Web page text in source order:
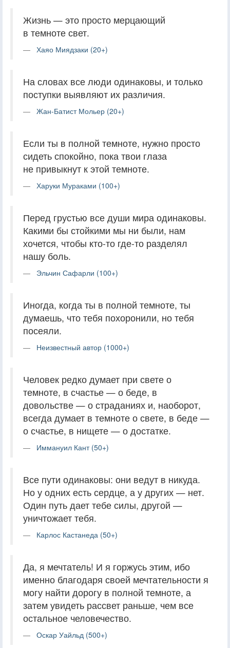
Жизнь — это просто мерцающий
в темноте свет.
Хаяо Миядзаки (20+)
На словах все люди одинаковы, и только
поступки выявляют их различия.
Жан-Батист Мольер (20+)
Если ты в полной темноте, нужно просто
сидеть спокойно, пока твои глаза
не привыкнут к этой темноте.
Харуки Мураками (100+)
Перед грустью все души мира одинаковы.
Какими бы стойкими мы ни были, нам
хочется, чтобы кто-то где-то разделял
нашу боль.
Эльчин Сафарли (100+)
Иногда, когда ты в полной темноте, ты
думаешь, что тебя похоронили, но тебя
посеяли.
Неизвестный автор (1000+)
Человек редко думает при свете о
темноте, в счастье — о беде, в
довольстве — о страданиях и, наоборот,
всегда думает в темноте о свете, в беде —
о счастье, в нищете — о достатке.
Иммануил Кант (50+)
Все пути одинаковы: они ведут в никуда.
Но у одних есть сердце, а у других — нет.
Один путь дает тебе силы, другой —
уничтожает тебя.
Карлос Кастанеда (50+)
Да, я мечтатель! И я горжусь этим, ибо
именно благодаря своей мечтательности я
могу найти дорогу в полной темноте, а
затем увидеть рассвет раньше, чем все
остальное человечество.
Оскар Уайльд (500+)